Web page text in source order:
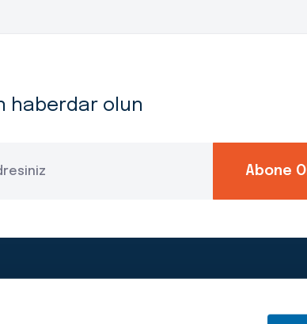
haberdar olun
Abone Ol